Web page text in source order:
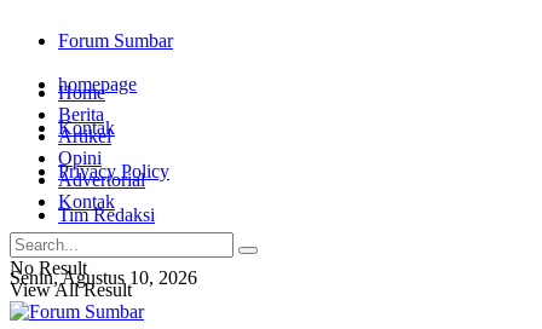
Forum Sumbar
homepage
Kontak
Privacy Policy
Tim Redaksi
Senin, Agustus 10, 2026
Home
Berita
Artikel
Opini
Advertorial
Kontak
No Result
View All Result